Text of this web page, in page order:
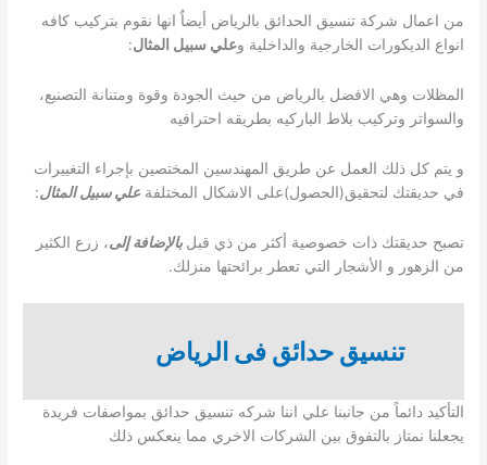
من اعمال شركة تنسيق الحدائق بالرياض أيضاٌ انها نقوم بتركيب كافه
انواع الديكورات الخارجية والداخلية وعلي سبيل المثال:
المظلات وهي الافضل بالرياض من حيث الجودة وقوة ومتنانة التصنيع،
والسواتر وتركيب بلاط الباركيه بطريقه احترافيه
و يتم كل ذلك العمل عن طريق المهندسين المختصين بإجراء التغييرات
في حديقتك لتحقيق(الحصول)على الاشكال المختلفةعلي سبيل المثال:
تصبح حديقتك ذات خصوصية أكثر من ذي قبل بالإضافة إلى، زرع الكثير
من الزهور و الأشجار التي تعطر برائحتها منزلك.
تنسيق حدائق فى الرياض
التأكيد دائماً من جانبنا علي اننا شركه تنسيق حدائق بمواصفات فريدة
يجعلنا نمتاز بالتفوق بين الشركات الاخري مما ينعكس ذلك